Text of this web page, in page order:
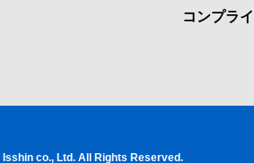
コンプラ
co., Ltd. All Rights Reserved.